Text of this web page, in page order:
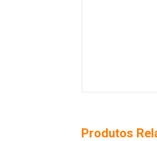
Produtos